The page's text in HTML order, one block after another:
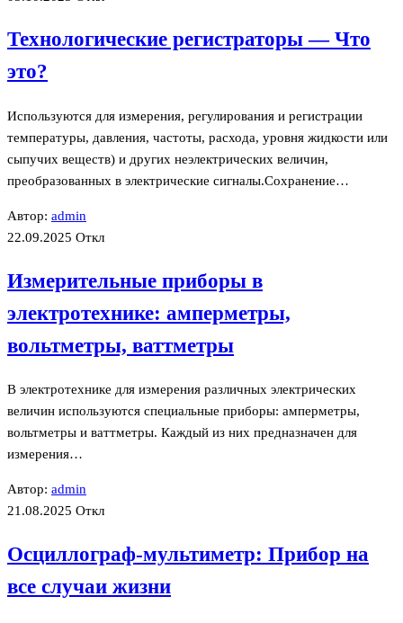
Технологические регистраторы — Что
это?
Используются для измерения, регулирования и регистрации
температуры, давления, частоты, расхода, уровня жидкости или
сыпучих веществ) и других неэлектрических величин,
преобразованных в электрические сигналы.Сохранение…
Автор: admin
22.09.2025 Откл
Измерительные приборы в
электротехнике: амперметры,
вольтметры, ваттметры
В электротехнике для измерения различных электрических
величин используются специальные приборы: амперметры,
вольтметры и ваттметры. Каждый из них предназначен для
измерения…
Автор: admin
21.08.2025 Откл
Осциллограф-мультиметр: Прибор на
все случаи жизни